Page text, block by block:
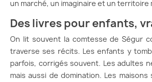
un marché, un imaginaire et un territoire
Des livres pour enfants,
On lit souvent la comtesse de Ségur
traverse ses récits. Les enfants y
parfois, corrigés souvent. Les adultes
mais aussi de domination. Les